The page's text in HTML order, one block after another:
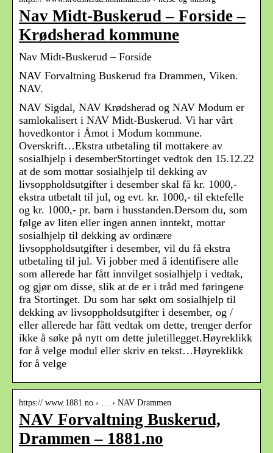
Nav Midt-Buskerud – Forside –
Krødsherad kommune
Nav Midt-Buskerud – Forside
NAV Forvaltning Buskerud fra Drammen, Viken.
NAV.
NAV Sigdal, NAV Krødsherad og NAV Modum er
samlokalisert i NAV Midt-Buskerud. Vi har vårt
hovedkontor i Åmot i Modum kommune.
Overskrift…Ekstra utbetaling til mottakere av
sosialhjelp i desemberStortinget vedtok den 15.12.22
at de som mottar sosialhjelp til dekking av
livsoppholdsutgifter i desember skal få kr. 1000,-
ekstra utbetalt til jul, og evt. kr. 1000,- til ektefelle
og kr. 1000,- pr. barn i husstanden.Dersom du, som
følge av liten eller ingen annen inntekt, mottar
sosialhjelp til dekking av ordinære
livsoppholdsutgifter i desember, vil du få ekstra
utbetaling til jul. Vi jobber med å identifisere alle
som allerede har fått innvilget sosialhjelp i vedtak,
og gjør om disse, slik at de er i tråd med føringene
fra Stortinget. Du som har søkt om sosialhjelp til
dekking av livsoppholdsutgifter i desember, og /
eller allerede har fått vedtak om dette, trenger derfor
ikke å søke på nytt om dette juletillegget.Høyreklikk
for å velge modul eller skriv en tekst…Høyreklikk
for å velge
https:// www.1881.no › … › NAV Drammen
NAV Forvaltning Buskerud,
Drammen – 1881.no